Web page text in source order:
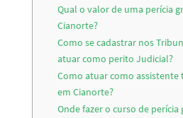
Qual o valor de uma perícia
Cianorte?
Como se cadastrar nos
atuar como perito Judicial?
Como atuar como assistente
em Cianorte?
Onde fazer o curso de perícia